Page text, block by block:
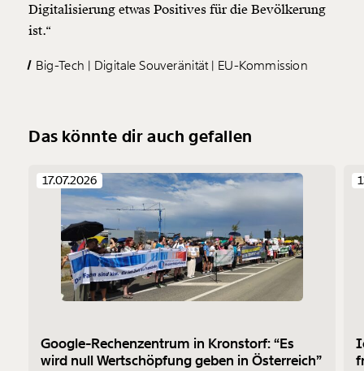
Digitalisierung etwas Positives für die Bevölkerung
ist.“
Big-Tech Digitale Souveränität EU-Kommission
Das könnte dir auch gefallen
17.07.2026
Google-Rechenzentrum in Kronstorf: “Es
wird null Wertschöpfung geben in Österreich”